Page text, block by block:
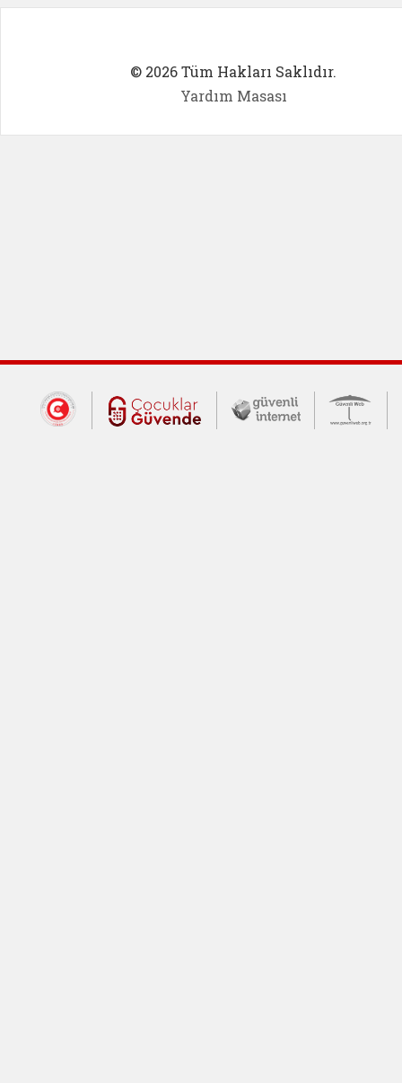
© 2026 Tüm Hakları Saklıdır.
Yardım Masası
Dış Bağlantılar
Cumhurbaşkanlığı İletişim Merkezi
Çocuklar Güvende (yeni
Güvenli